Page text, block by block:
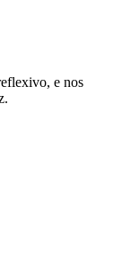
e nos